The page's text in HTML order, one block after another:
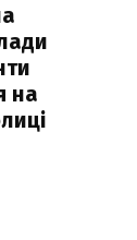
на